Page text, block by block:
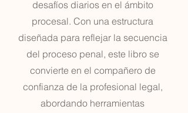
desafíos diarios en el ámbito
procesal. Con una estructura
diseñada para reflejar la secuencia
del proceso penal, este libro se
convierte en el compañero de
confianza de la profesional legal,
abordando herramientas